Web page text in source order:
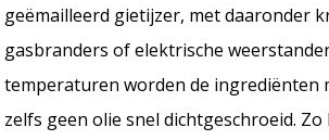
geëmailleerd gietijzer, met daaronder
gasbranders of elektrische
temperaturen worden de ingrediënten
zelfs geen olie snel dichtgeschroeid. Zo